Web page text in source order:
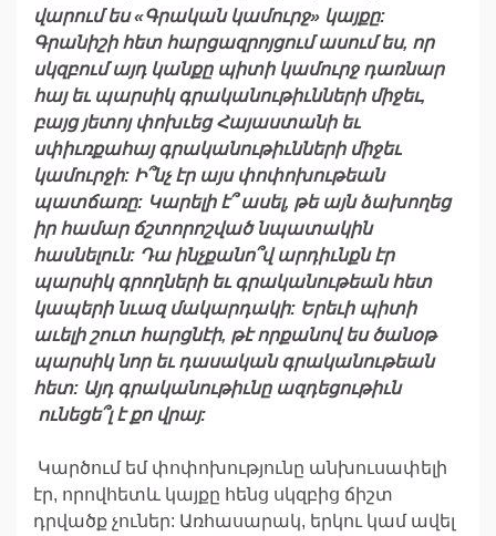
վարում ես«Գրական կամուրջ» կայքը:
Գրանիշի հետ հարցազրոյցում ասում ես, որ
սկզբում այդ կանքը պիտի կամուրջ դառնար
հայ եւ պարսիկ գրականութիւնների միջեւ,
բայց յետոյ փոխւեց Հայաստանի եւ
սփիւռքահայ գրականութիւնների միջեւ
կամուրջի: Ի՞նչ էր այս փոփոխութեան
պատճառը: Կարելի է՞ ասել, թե այն ձախողեց
իր համար ճշտորոշված նպատակին
հասնելուն: Դա ինչքանո՞վ արդիւնքն էր
պարսիկ գրողների եւ գրականութեան հետ
կապերի նւազ մակարդակի: Երեւի պիտի
աւելի շուտ հարցնէի, թէ որքանով ես ծանօթ
պարսիկ նոր եւ դասական գրականութեան
հետ: Այդ գրականութիւնը ազդեցութիւն
ունեցե՞լ է քո վրայ:
Կարծում եմ փոփոխությունը անխուսափելի
էր, որովհետև կայքը հենց սկզբից ճիշտ
դրվածք չուներ: Առհասարակ, երկու կամ ավել